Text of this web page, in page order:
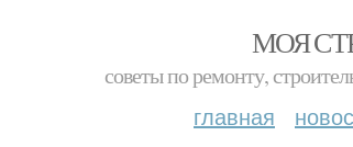
МОЯ
советы по ремонту,
главная